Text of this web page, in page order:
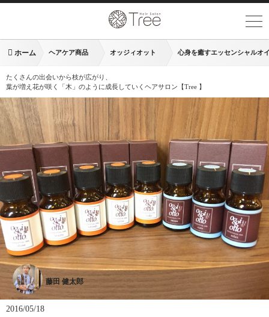
ホーム ヘアケア商品 オッジィオット 心身を癒すエッセンシャルオ
たくさんの出会いから枝が広がり、
葉が増え花が咲く「木」のように成長していくヘアサロン【Tree 】
藤田 健太郎
2016/05/18